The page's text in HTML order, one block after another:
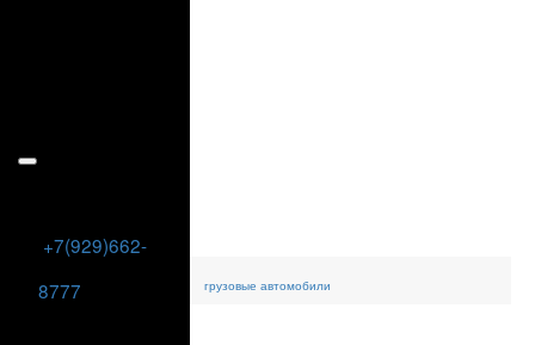
+7(929)662-
8777
грузовые автомобили